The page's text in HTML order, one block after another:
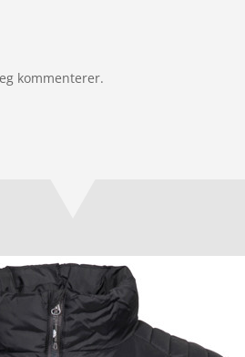
kommenterer.